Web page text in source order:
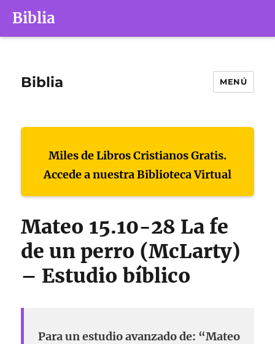
Biblia
Biblia MENÚ
Miles de Libros Cristianos Gratis.
Accede a nuestra Biblioteca Virtual
Mateo 15.10-28 La fe
de un perro (McLarty)
– Estudio bíblico
Para un estudio avanzado de: “Mateo